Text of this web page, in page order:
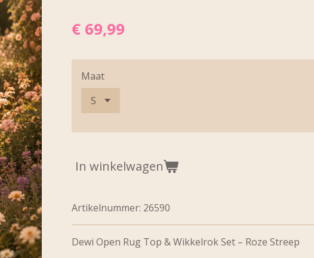
€ 69,99
Maat
In winkelwagen
Artikelnummer: 26590
Dewi Open Rug Top & Wikkelrok Set – Roze Streep